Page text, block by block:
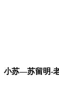
小苏—苏留明-